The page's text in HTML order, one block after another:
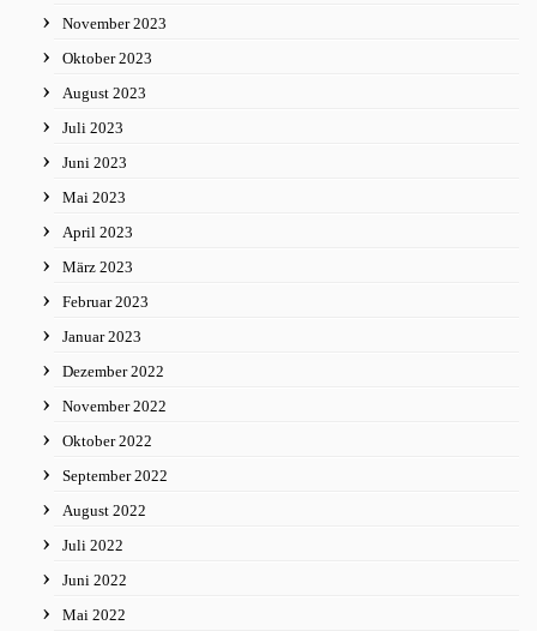
November 2023
Oktober 2023
August 2023
Juli 2023
Juni 2023
Mai 2023
April 2023
März 2023
Februar 2023
Januar 2023
Dezember 2022
November 2022
Oktober 2022
September 2022
August 2022
Juli 2022
Juni 2022
Mai 2022